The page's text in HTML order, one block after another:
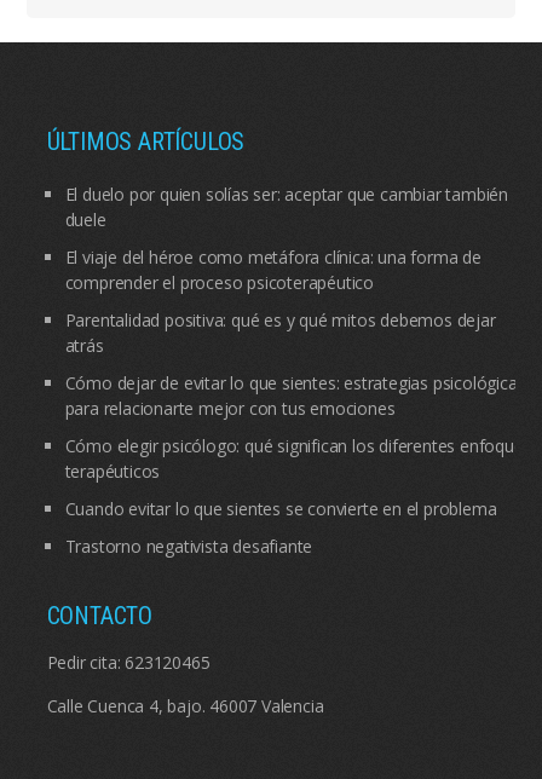
ÚLTIMOS ARTÍCULOS
El duelo por quien solías ser: aceptar que cambiar también
duele
El viaje del héroe como metáfora clínica: una forma de
comprender el proceso psicoterapéutico
Parentalidad positiva: qué es y qué mitos debemos dejar
atrás
Cómo dejar de evitar lo que sientes: estrategias psicológicas
para relacionarte mejor con tus emociones
Cómo elegir psicólogo: qué significan los diferentes enfoques
terapéuticos
Cuando evitar lo que sientes se convierte en el problema
Trastorno negativista desafiante
CONTACTO
Pedir cita: 623120465
Calle Cuenca 4, bajo. 46007 Valencia